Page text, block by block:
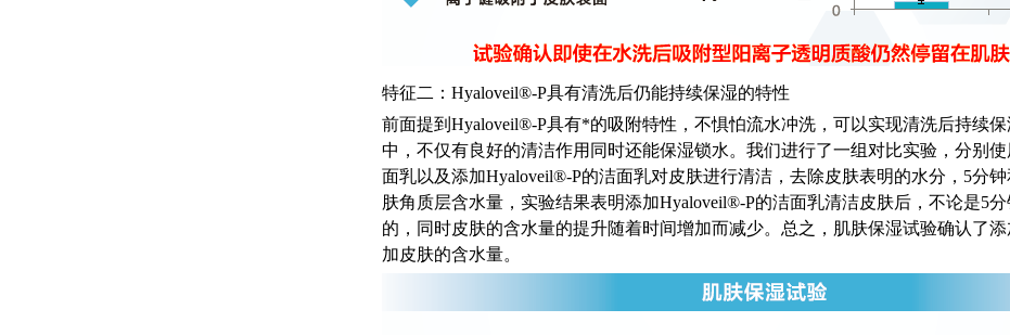
特征二：Hyaloveil®-P具有清洗后仍能持续保湿的特性
前面提到Hyaloveil®-P具有*的吸附特性，不惧怕流水冲洗，可以实现清洗后持续
中，不仅有良好的清洁作用同时还能保湿锁水。我们进行了一组对比实验，分别
面乳以及添加Hyaloveil®-P的洁面乳对皮肤进行清洁，去除皮肤表明的水分，5分
肤角质层含水量，实验结果表明添加Hyaloveil®-P的洁面乳清洁皮肤后，不论是5
的，同时皮肤的含水量的提升随着时间增加而减少。总之，肌肤保湿试验确认了
加皮肤的含水量。